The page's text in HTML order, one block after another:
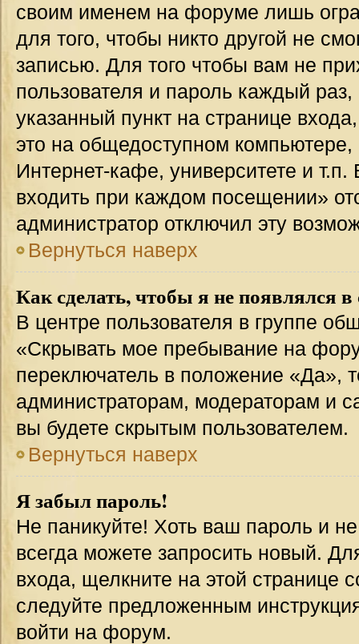
своим именем на форуме лишь
для того, чтобы никто другой не
записью. Для того чтобы вам не
пользователя и пароль каждый
указанный пункт на странице
это на общедоступном
Интернет-кафе, университете и т.п.
входить при каждом посещении»
администратор отключил эту
Вернуться наверх
Как сделать, чтобы я не появлялся
В центре пользователя в группе
«Скрывать мое пребывание на
переключатель в положение «Да»,
администраторам, модераторам и
вы будете скрытым пользователем.
Вернуться наверх
Я забыл пароль!
Не паникуйте! Хоть ваш пароль и
всегда можете запросить новый.
входа, щелкните на этой странице
следуйте предложенным
войти на форум.